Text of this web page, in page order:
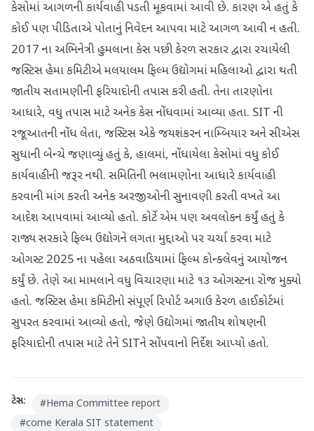
કેસોમાં આગળની કાર્યવાહી પડતી મૂકવામાં આવી છે. કારણ એ હતું કે
કોઈ પણ પીડિતાએ પોતાનું નિવેદન આપવા માટે આગળ આવી ન હતી.
2017 ના અભિનેત્રી હુમલાના કેસ પછી કેરળ સરકાર દ્વારા રચાયેલી
જસ્ટિસ હેમા કમિટીએ મલયાલમ ફિલ્મ ઉદ્યોગમાં મહિલાઓ દ્વારા થતી
જાતીય સતામણીની ફરિયાદોની તપાસ કરી હતી. તેના તારણોના
આધારે, વધુ તપાસ માટે અનેક કેસ નોંધવામાં આવ્યા હતા. SIT ની
રજૂઆતની નોંધ લેતા, જસ્ટિસ એકે જયશંકરન નામ્બિયાર અને સીએસ
સુધાની બેન્ચે જણાવ્યું હતું કે, હાલમાં, નોંધાયેલા કેસોમાં વધુ કોઈ
કાર્યવાહીની જરૂર નથી. સમિતિની ભલામણોના આધારે કાર્યવાહી
કરવાની માંગ કરતી અનેક અરજીઓની સુનાવણી કરતી વખતે આ
આદેશ આપવામાં આવ્યો હતો. કોર્ટે એમ પણ અવલોકન કર્યું હતું કે
રાજ્ય સરકારે ફિલ્મ ઉદ્યોગને લગતા મુદ્દાઓ પર ચર્ચા કરવા માટે
ઓગસ્ટ 2025 ના પહેલા અઠવાડિયામાં ફિલ્મ કોન્ક્લેવનું આયોજન
કર્યું છે. તેણે આ મામલાને વધુ વિચારણા માટે ૧૩ ઓગસ્ટના રોજ મુક્યો
હતો. જસ્ટિસ હેમા કમિટીનો સંપૂર્ણ રિપોર્ટ અગાઉ કેરળ હાઈકોર્ટમાં
સુપરત કરવામાં આવ્યો હતો, જેણે ઉદ્યોગમાં જાતીય શોષણની
ફરિયાદોની તપાસ માટે તેને SITને સોંપવાનો નિર્દેશ આપ્યો હતો.
ટેગ્સ: #Hema Committee report
#come Kerala SIT statement